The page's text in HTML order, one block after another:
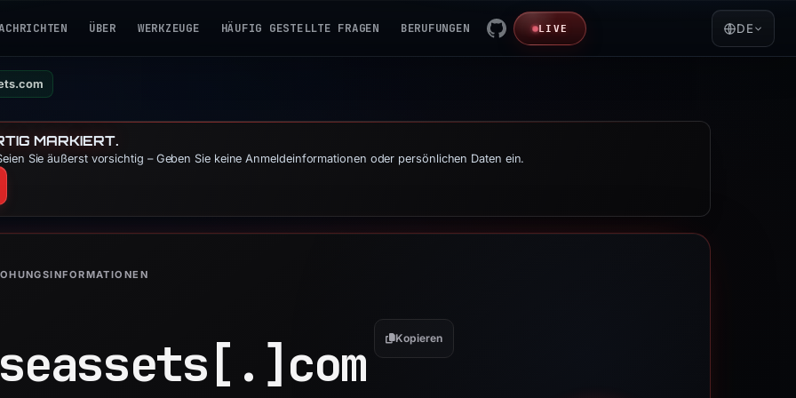
ÜBER WERKZEUGE HÄUFIG GESTELLTE FRAGEN BERUFUNGEN LIVE DE
MARKIERT.
Sie äußerst vorsichtig – Geben Sie keine Anmeldeinformationen oder persönlichen Daten ein.
com Kopieren